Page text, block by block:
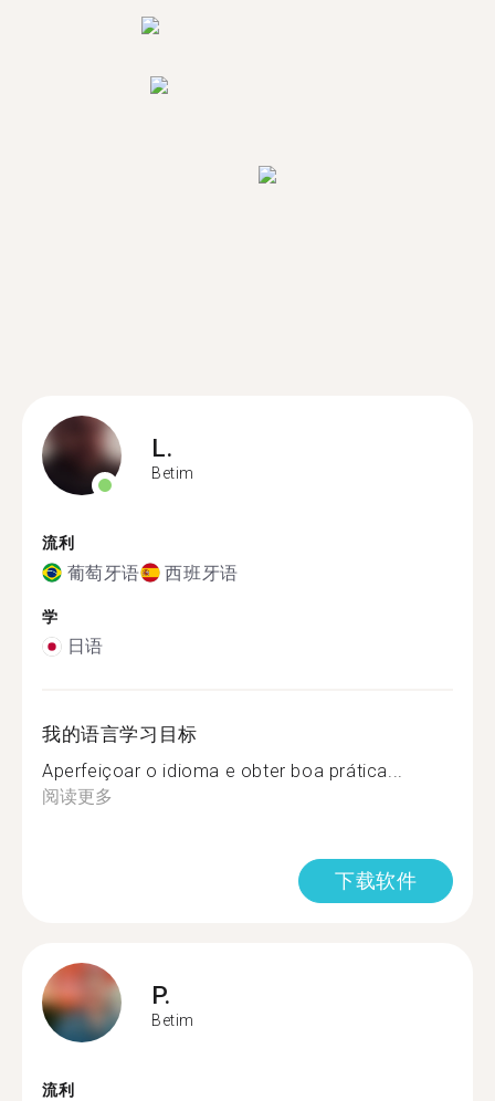
L.
Betim
流利
葡萄牙语 西班牙语
学
日语
我的语言学习目标
Aperfeiçoar o idioma e obter boa prática...
阅读更多
下载软件
P.
Betim
流利